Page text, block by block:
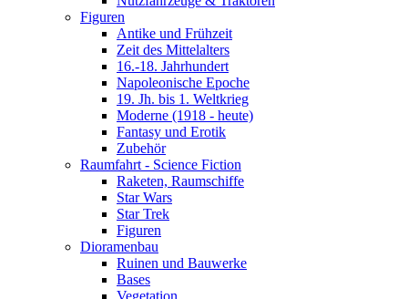
Figuren
Antike und Frühzeit
Zeit des Mittelalters
16.-18. Jahrhundert
Napoleonische Epoche
19. Jh. bis 1. Weltkrieg
Moderne (1918 - heute)
Fantasy und Erotik
Zubehör
Raumfahrt - Science Fiction
Raketen, Raumschiffe
Star Wars
Star Trek
Figuren
Dioramenbau
Ruinen und Bauwerke
Bases
Vegetation